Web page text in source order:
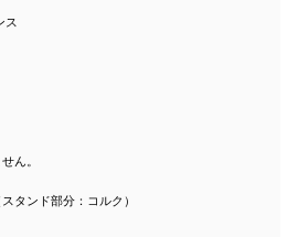
ス
ん。
タンド部分：コルク）